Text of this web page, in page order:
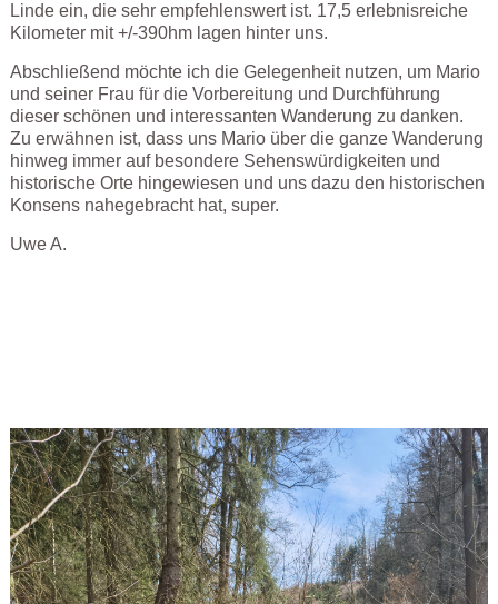
Linde ein, die sehr empfehlenswert ist. 17,5 erlebnisreiche
Kilometer mit +/-390hm lagen hinter uns.
Abschließend möchte ich die Gelegenheit nutzen, um Mario
und seiner Frau für die Vorbereitung und Durchführung
dieser schönen und interessanten Wanderung zu danken.
Zu erwähnen ist, dass uns Mario über die ganze Wanderung
hinweg immer auf besondere Sehenswürdigkeiten und
historische Orte hingewiesen und uns dazu den historischen
Konsens nahegebracht hat, super.
Uwe A.